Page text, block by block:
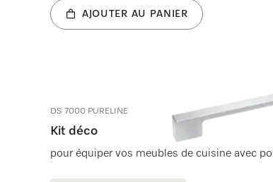
AJOUTER AU PANIER
DS 7000 PURELINE
Kit déco
pour équiper vos meubles de cuisine avec